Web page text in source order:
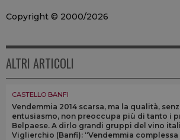
Copyright © 2000/2026
ALTRI ARTICOLI
CASTELLO BANFI
Vendemmia 2014 scarsa, ma la qualità,
entusiasmo, non preoccupa più di tanto i
Belpaese. A dirlo grandi gruppi del vino
Viglierchio (Banfi): “Vendemmia